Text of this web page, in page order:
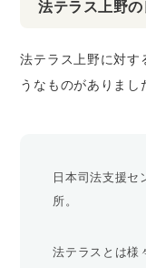
法テラス上野
法テラス上野に対す
うなものがありまし
日本司法支援セ
所。
法テラスとは様